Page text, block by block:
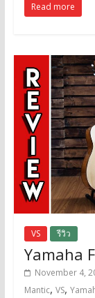
Read more
VS รีวิว
Yamaha
November 4,
Mantic, VS,